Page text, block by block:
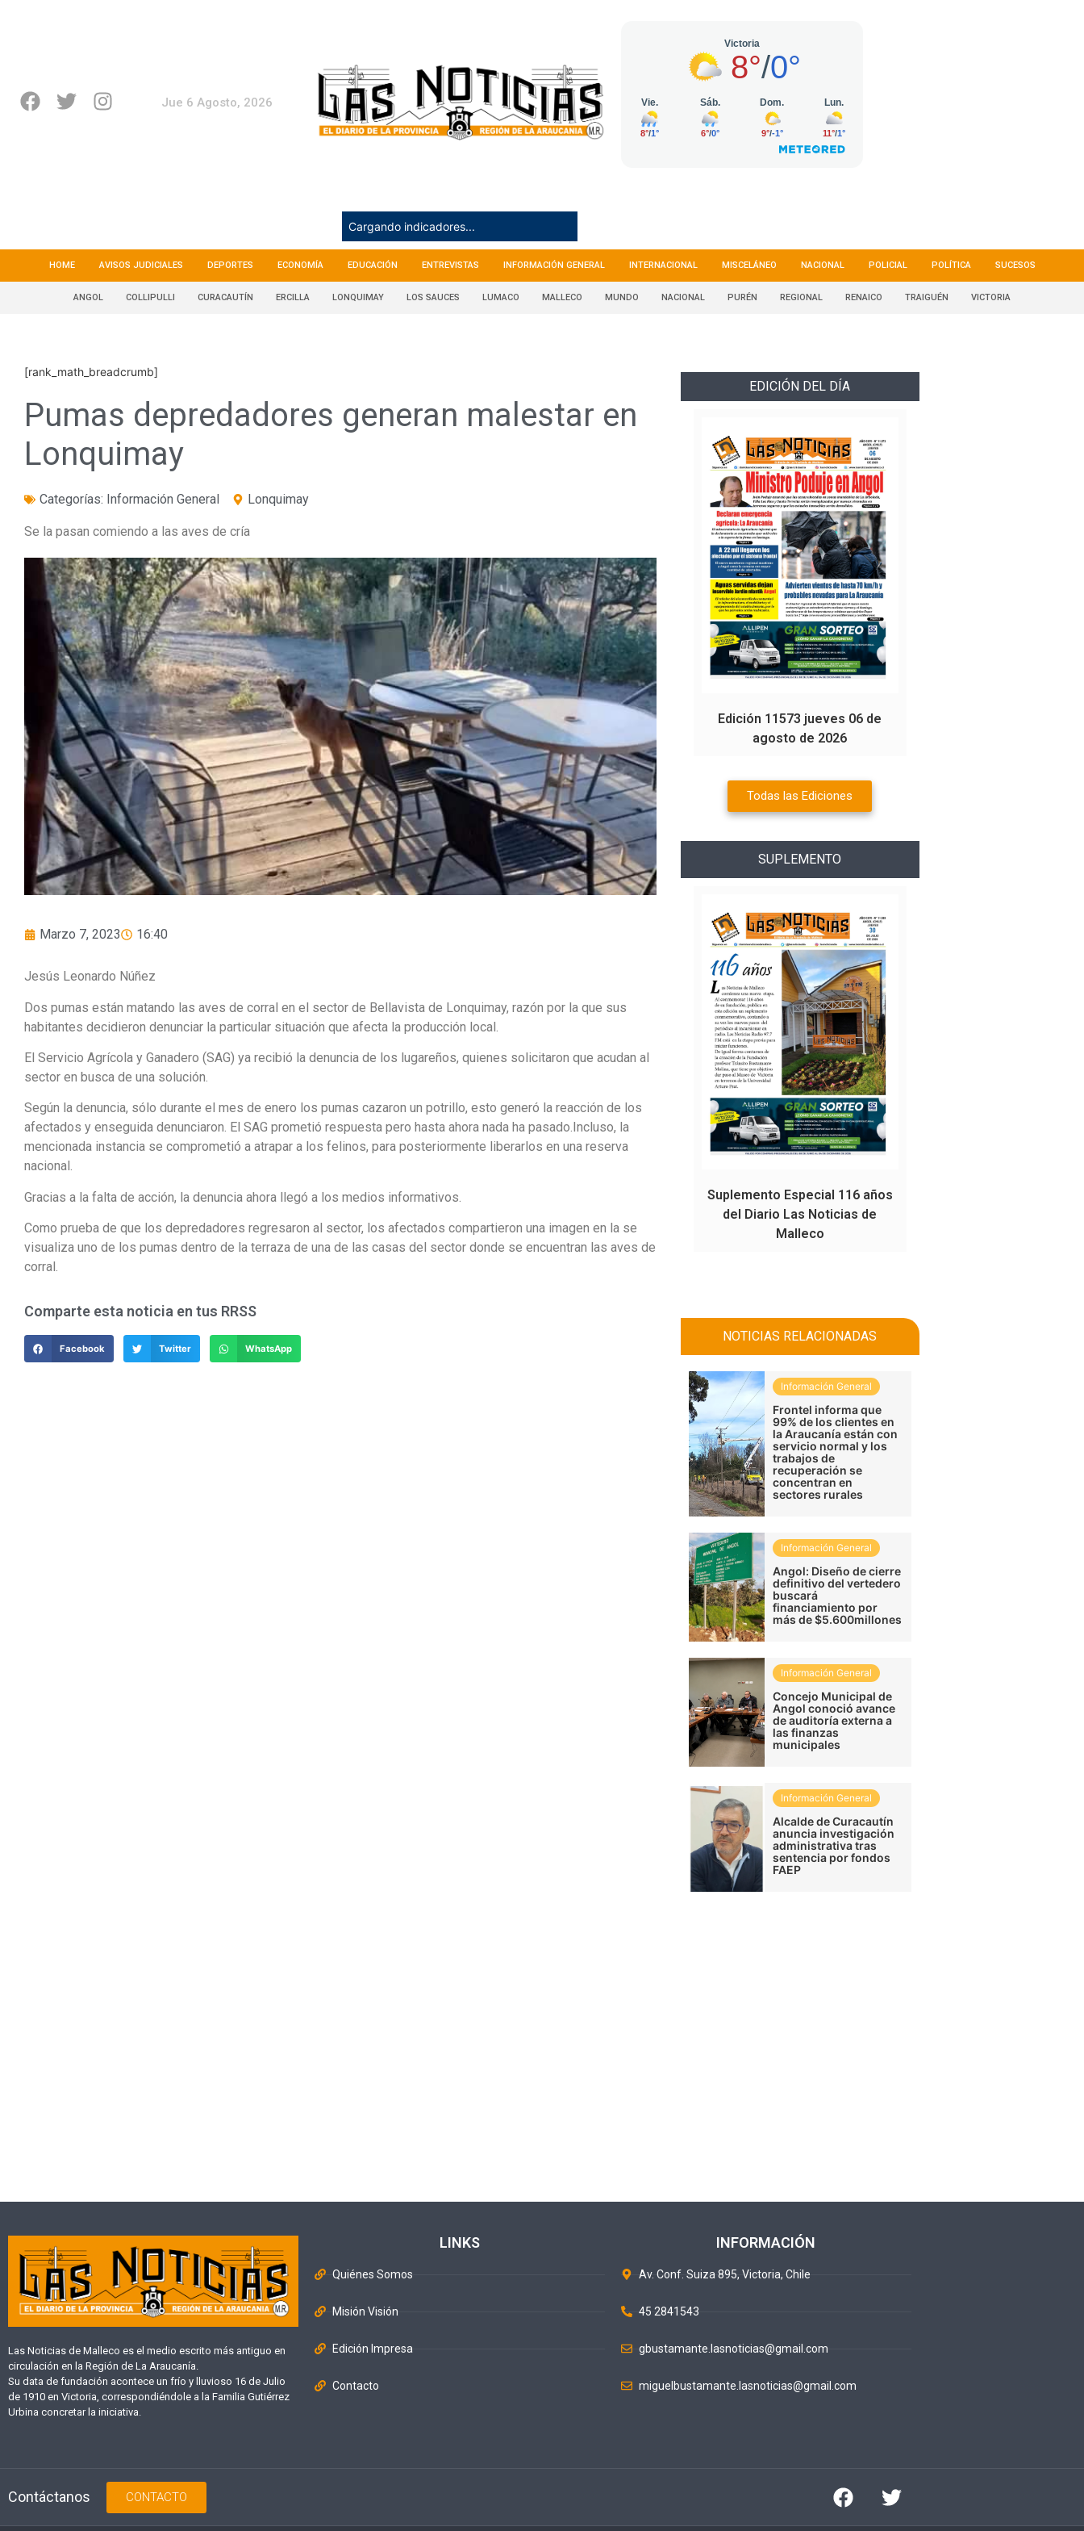
Jue 6 Agosto, 2026
Cargando indicadores...
HOME AVISOS JUDICIALES DEPORTES ECONOMÍA EDUCACIÓN ENTREVISTAS INFORMACIÓN GENERAL INTERNACIONAL MISCELÁNEO NACIONAL POLICIAL POLÍTICA SUCESOS
ANGOL COLLIPULLI CURACAUTÍN ERCILLA LONQUIMAY LOS SAUCES LUMACO MALLECO MUNDO NACIONAL PURÉN REGIONAL RENAICO TRAIGUÉN VICTORIA
[rank_math_breadcrumb]
Pumas depredadores generan malestar en
Lonquimay
Categorías: Información General Lonquimay
Se la pasan comiendo a las aves de cría
Marzo 7, 2023 16:40
Jesús Leonardo Núñez
Dos pumas están matando las aves de corral en el sector de Bellavista de Lonquimay, razón por la que sus
habitantes decidieron denunciar la particular situación que afecta la producción local.
El Servicio Agrícola y Ganadero (SAG) ya recibió la denuncia de los lugareños, quienes solicitaron que acudan al
sector en busca de una solución.
Según la denuncia, sólo durante el mes de enero los pumas cazaron un potrillo, esto generó la reacción de los
afectados y enseguida denunciaron. El SAG prometió respuesta pero hasta ahora nada ha pasado.Incluso, la
mencionada instancia se comprometió a atrapar a los felinos, para posteriormente liberarlos en una reserva
nacional.
Gracias a la falta de acción, la denuncia ahora llegó a los medios informativos.
Como prueba de que los depredadores regresaron al sector, los afectados compartieron una imagen en la se
visualiza uno de los pumas dentro de la terraza de una de las casas del sector donde se encuentran las aves de
corral.
Comparte esta noticia en tus RRSS
Facebook Twitter WhatsApp
EDICIÓN DEL DÍA
Edición 11573 jueves 06 de
agosto de 2026
Todas las Ediciones
SUPLEMENTO
Suplemento Especial 116 años
del Diario Las Noticias de
Malleco
NOTICIAS RELACIONADAS
Información General
Frontel informa que
99% de los clientes en
la Araucanía están con
servicio normal y los
trabajos de
recuperación se
concentran en
sectores rurales
Información General
Angol: Diseño de cierre
definitivo del vertedero
buscará
financiamiento por
más de $5.600millones
Información General
Concejo Municipal de
Angol conoció avance
de auditoría externa a
las finanzas
municipales
Información General
Alcalde de Curacautín
anuncia investigación
administrativa tras
sentencia por fondos
FAEP
Las Noticias de Malleco es el medio escrito más antiguo en
circulación en la Región de La Araucanía.
Su data de fundación acontece un frío y lluvioso 16 de Julio
de 1910 en Victoria, correspondiéndole a la Familia Gutiérrez
Urbina concretar la iniciativa.
LINKS
Quiénes Somos
Misión Visión
Edición Impresa
Contacto
INFORMACIÓN
Av. Conf. Suiza 895, Victoria, Chile
45 2841543
gbustamante.lasnoticias@gmail.com
miguelbustamante.lasnoticias@gmail.com
Contáctanos CONTACTO